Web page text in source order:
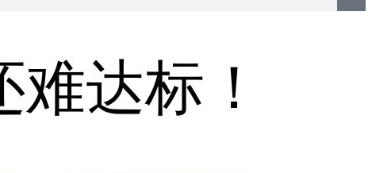
达标！